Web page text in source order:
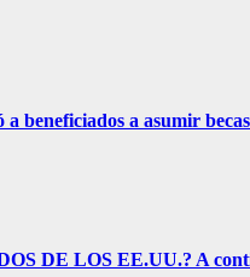
a asumir
DE LOS EE.UU.? A